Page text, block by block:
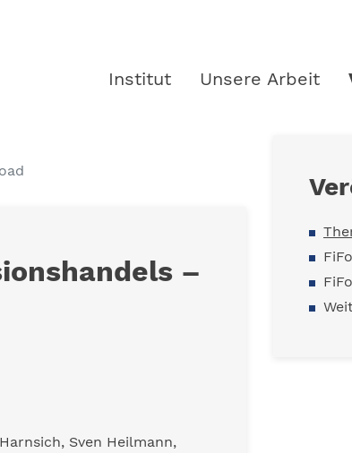
Institut Unsere Arbeit
–
Sven Heilmann,